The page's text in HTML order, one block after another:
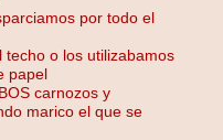
por todo el
techo o los utilizabamos
papel
carnozos y
marico el que se